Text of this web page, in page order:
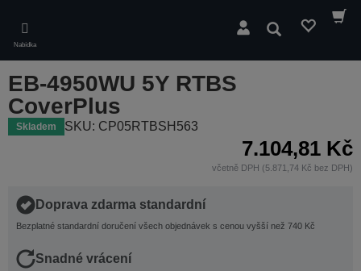
main
content
Nabídka
Hledat
EB-4950WU 5Y RTBS
CoverPlus
Skladem SKU: CP05RTBSH563
7.104,81 Kč
včetně DPH (5.871,74 Kč bez DPH)
Doprava zdarma standardní
Bezplatné standardní doručení všech objednávek s cenou vyšší než 740 Kč
Snadné vrácení